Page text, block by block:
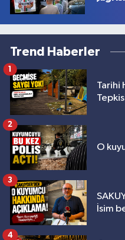
Trend Haberler
Tarihi
1
O
2
İsim
3
4